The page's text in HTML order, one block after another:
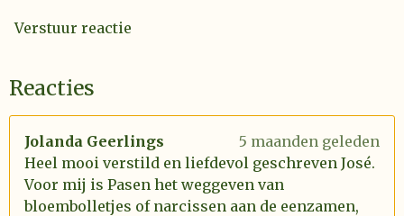
Verstuur reactie
Reacties
Jolanda Geerlings
5 maanden geleden
Heel mooi verstild en liefdevol geschreven José.
Voor mij is Pasen het weggeven van
bloembolletjes of narcissen aan de eenzamen,